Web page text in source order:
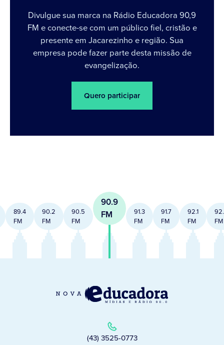
Divulgue sua marca na Rádio Educadora 90,9
FM e conecte-se com um público fiel, cristão e
presente em Jacarezinho e região. Sua
empresa pode fazer parte desta missão de
evangelização.
Quero participar
89.4
FM
90.2
FM
90.5
FM
90.9
FM
91.3
FM
91.7
FM
92.1
FM
FM
(43) 3525-0773